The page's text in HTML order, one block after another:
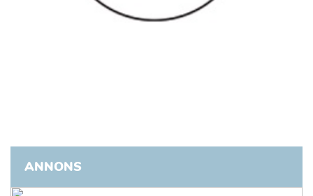
ANNONS